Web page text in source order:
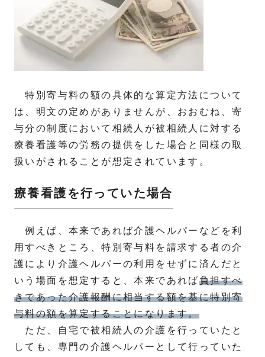
特別寄与料の額の具体的な算定方法について
は、明文の定めがありませんが、おおむね、寄
与分の制度において相続人が被相続人に対する
療養看護等の労務の提供をした場合と同様の取
扱いがされることが想定されています。
療養看護を行っていた場合
例えば、本来であれば介護ヘルパーなどを利
用すべきところ、特別寄与料を請求する者の介
護により介護ヘルパーの利用をせずに済んだと
いう場面を想定すると、本来であれば負担すべ
きであった介護報酬に相当する額を基に特別寄
与料の額を算定することになります。
ただ、自宅で被相続人の介護を行っていたと
しても、専門の介護ヘルパーとして行っていた